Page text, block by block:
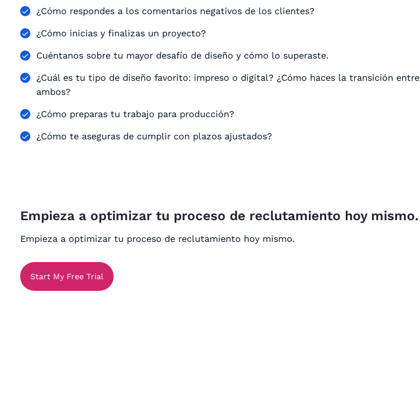
¿Cómo respondes a los comentarios negativos de los clientes?
¿Cómo inicias y finalizas un proyecto?
Cuéntanos sobre tu mayor desafío de diseño y cómo lo superaste.
¿Cuál es tu tipo de diseño favorito: impreso o digital? ¿Cómo haces la transición entre
ambos?
¿Cómo preparas tu trabajo para producción?
¿Cómo te aseguras de cumplir con plazos ajustados?
Empieza a optimizar tu proceso de reclutamiento hoy mismo.
Empieza a optimizar tu proceso de reclutamiento hoy mismo.
Start My Free Trial